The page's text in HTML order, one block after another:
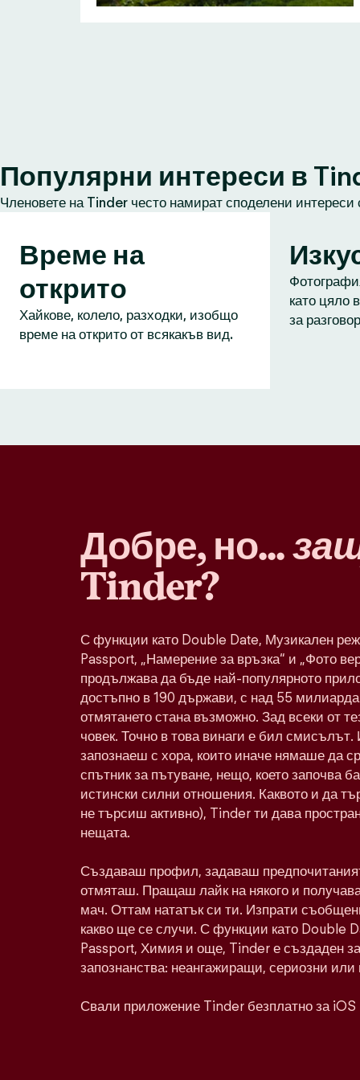
Популярни интереси в
Членовете на Tinder често намират споделени
Време на
открито
Хайкове, колело, разходки, изобщо
време на открито от всякакъв вид.
като цяло
за
Добре, но...
Tinder?
С функции като Double Date, Музикален
Passport, „Намерение за връзка“ и „Фото
продължава да бъде най-популярното
достъпно в 190 държави, с над 55 милиарда
отмятането стана възможно. Зад всеки от
човек. Точно в това винаги е бил
запознаеш с хора, които иначе нямаше да
спътник за пътуване, нещо, което започва
истински силни отношения. Каквото и да
не търсиш активно), Tinder ти дава
нещата.
Създаваш профил, задаваш
отмяташ. Пращаш лайк на някого и
мач. Оттам нататък си ти. Изпрати
какво ще се случи. С функции като Double
Passport, Химия и още, Tinder е създаден
запознанства: неангажиращи, сериозни или
Свали приложение Tinder безплатно за